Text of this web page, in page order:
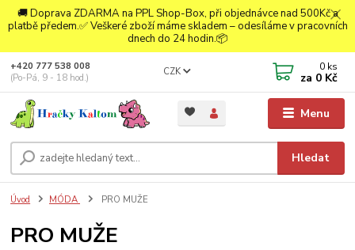
🚚 Doprava ZDARMA na PPL Shop-Box, při objednávce nad 500Kč a
platbě předem.✅ Veškeré zboží máme skladem – odesíláme v pracovních
dnech do 24 hodin.📦
Menu
CZK
Hledat
+420 777 538 008
(Po-Pá, 9 - 18 hod.)
0 ks
za 0 Kč
Úvod MÓDA PRO MUŽE
PRO MUŽE